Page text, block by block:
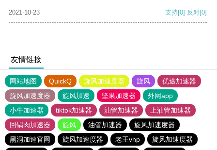
2021-10-23 支持[0] 反对[0]
友情链接
网站地图 QuickQ 旋风加速度器 旋风
优途加速器
旋风加速度器
旋风加速 坚果加速器
外网app
小牛加速器
tiktok加速器 油管加速器
上油管加速器
回锅肉加速器
旋风 油管加速器
旋风加速度器
黑洞加速官网
旋风加速度器 老王vnp 旋风加速度器